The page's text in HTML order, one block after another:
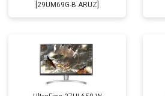
[29UM69G-B.ARUZ]